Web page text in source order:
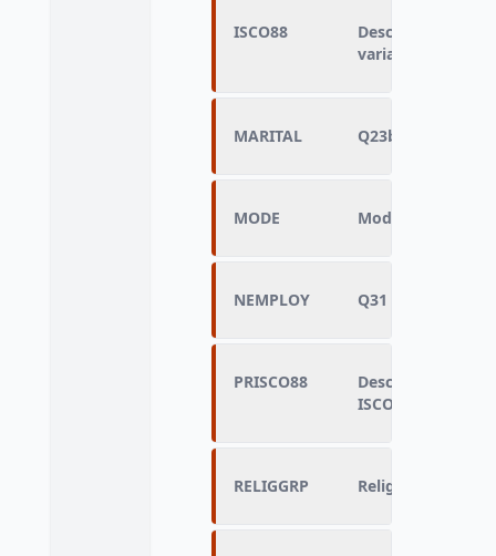
ISCO88
Description de la
variable calculée
MARITAL Q23b - Situation
MODE Mode de collecte
NEMPLOY Q31 - Nombre de
PRISCO88
Description de la
ISCO88 - variable
RELIGGRP Religion